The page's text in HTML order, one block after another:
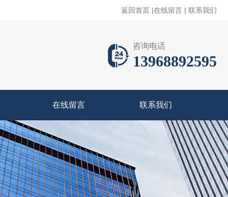
返回首页 |在线留言 | 联系我们
咨询电话
13968892595
在线留言 联系我们